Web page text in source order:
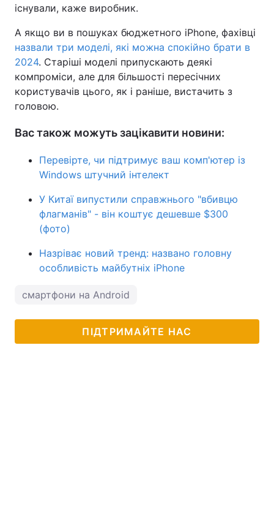
існували, каже виробник.
А якщо ви в пошуках бюджетного iPhone, фахівці
назвали три моделі, які можна спокійно брати в
2024. Старіші моделі припускають деякі
компроміси, але для більшості пересічних
користувачів цього, як і раніше, вистачить з
головою.
Вас також можуть зацікавити новини:
Перевірте, чи підтримує ваш комп'ютер із
Windows штучний інтелект
У Китаї випустили справжнього "вбивцю
флагманів" - він коштує дешевше $300
(фото)
Назріває новий тренд: названо головну
особливість майбутніх iPhone
смартфони на Android
ПІДТРИМАЙТЕ НАС